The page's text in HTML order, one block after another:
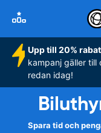
Upp till 20%
kampanj gäller till
redan idag!
Spara tid och